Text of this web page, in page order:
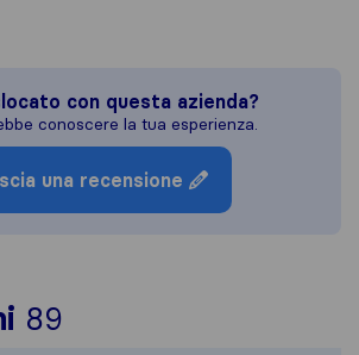
con questa azienda?
conoscere la tua esperienza.
una recensione
89